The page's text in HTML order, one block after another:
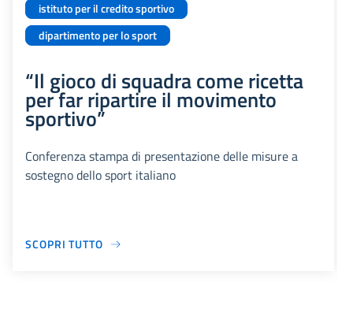
istituto per il credito sportivo
dipartimento per lo sport
“Il gioco di squadra come ricetta
per far ripartire il movimento
sportivo”
Conferenza stampa di presentazione delle misure a
sostegno dello sport italiano
SCOPRI TUTTO